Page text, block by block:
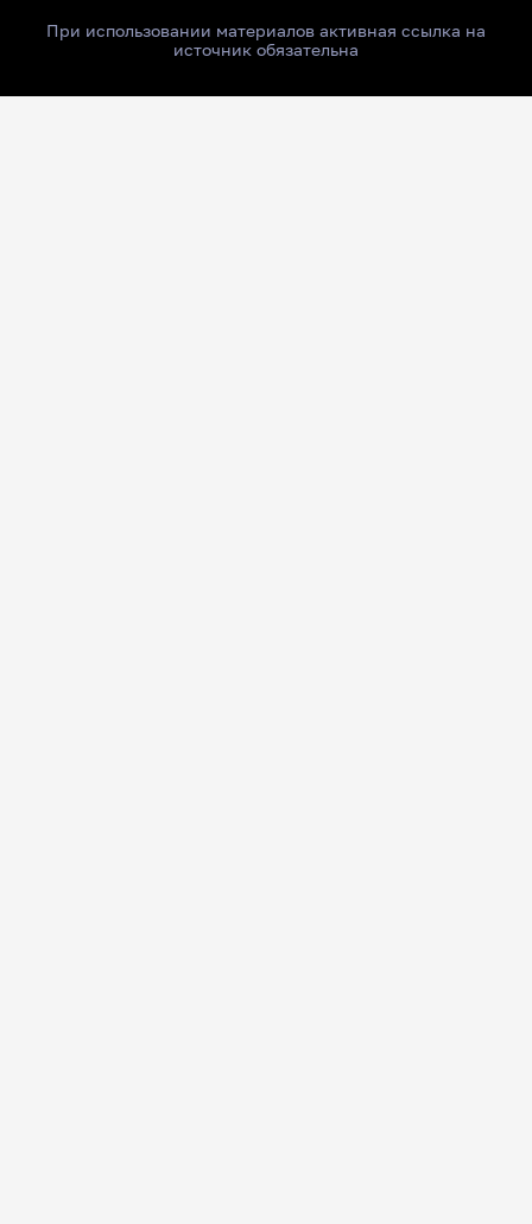
При использовании материалов активная ссылка на
источник обязательна